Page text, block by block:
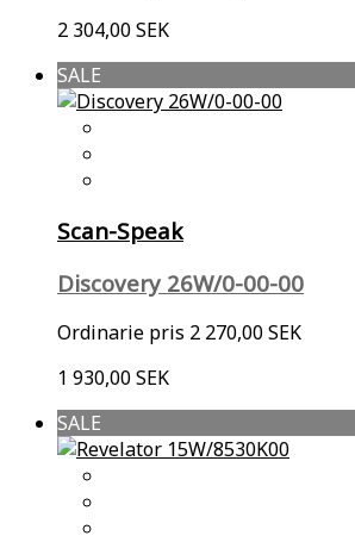
2 304,00 SEK
SALE
Scan-Speak
Discovery 26W/0-00-00
Ordinarie pris 2 270,00 SEK
1 930,00 SEK
SALE